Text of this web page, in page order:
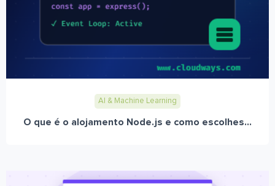
AI & Machine Learning
O que é o alojamento Node.js e como escolhes...